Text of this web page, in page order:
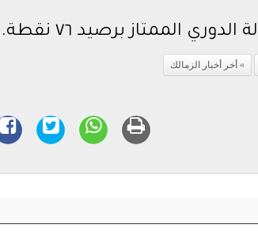
الممتاز برصيد ٧٦ نقطة.
أخر أخبار الزمالك